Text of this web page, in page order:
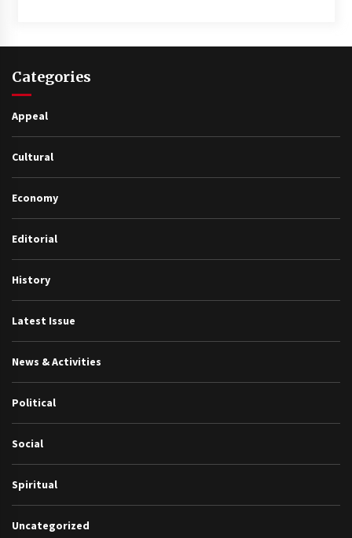
Categories
Appeal
Cultural
Economy
Editorial
History
Latest Issue
News & Activities
Political
Social
Spiritual
Uncategorized